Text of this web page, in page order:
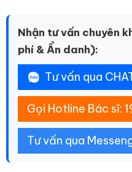
Nhận tư vấn chuyên
phí & Ẩn danh):
Tư vấn qua
Gọi Hotline Bác sĩ:
Tư vấn qua